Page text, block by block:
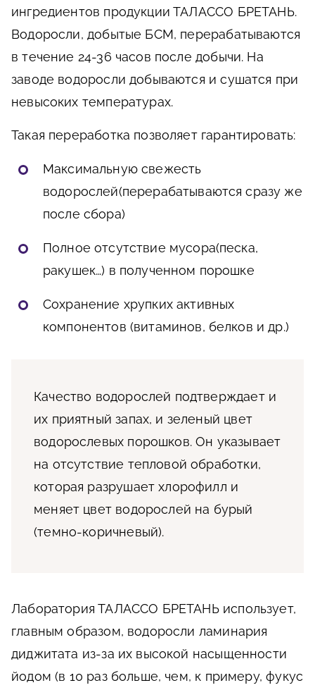
ингредиентов продукции ТАЛАССО БРЕТАНЬ.
Водоросли, добытые БСМ, перерабатываются
в течение 24-36 часов после добычи. На
заводе водоросли добываются и сушатся при
невысоких температурах.
Такая переработка позволяет гарантировать:
Максимальную свежесть
водорослей(перерабатываются сразу же
после сбора)
Полное отсутствие мусора(песка,
ракушек…) в полученном порошке
Сохранение хрупких активных
компонентов (витаминов, белков и др.)
Качество водорослей подтверждает и
их приятный запах, и зеленый цвет
водорослевых порошков. Он указывает
на отсутствие тепловой обработки,
которая разрушает хлорофилл и
меняет цвет водорослей на бурый
(темно-коричневый).
Лаборатория ТАЛАССО БРЕТАНЬ использует,
главным образом, водоросли ламинария
диджитата из-за их высокой насыщенности
йодом (в 10 раз больше, чем, к примеру, фукус